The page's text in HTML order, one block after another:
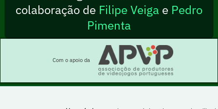
colaboração de Filipe Veiga e Pedro
Pimenta
Com o apoio da